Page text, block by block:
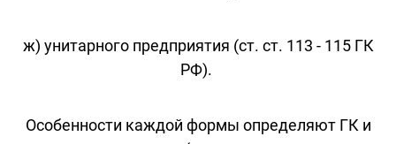
ж) унитарного предприятия (ст. ст. 113 - 115 ГК
РФ).
Особенности каждой формы определяют ГК и